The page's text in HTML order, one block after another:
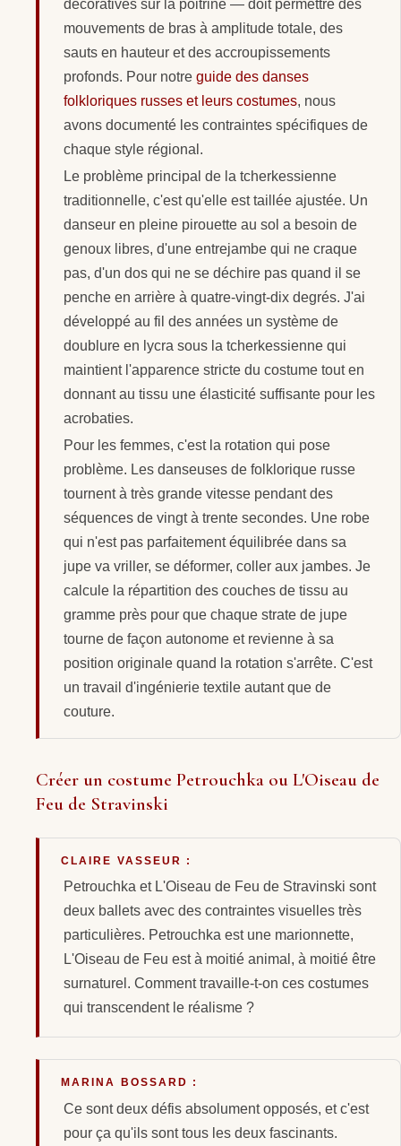
décoratives sur la poitrine — doit permettre des
mouvements de bras à amplitude totale, des
sauts en hauteur et des accroupissements
profonds. Pour notre guide des danses
folkloriques russes et leurs costumes, nous
avons documenté les contraintes spécifiques de
chaque style régional.
Le problème principal de la tcherkessienne
traditionnelle, c'est qu'elle est taillée ajustée. Un
danseur en pleine pirouette au sol a besoin de
genoux libres, d'une entrejambe qui ne craque
pas, d'un dos qui ne se déchire pas quand il se
penche en arrière à quatre-vingt-dix degrés. J'ai
développé au fil des années un système de
doublure en lycra sous la tcherkessienne qui
maintient l'apparence stricte du costume tout en
donnant au tissu une élasticité suffisante pour les
acrobaties.
Pour les femmes, c'est la rotation qui pose
problème. Les danseuses de folklorique russe
tournent à très grande vitesse pendant des
séquences de vingt à trente secondes. Une robe
qui n'est pas parfaitement équilibrée dans sa
jupe va vriller, se déformer, coller aux jambes. Je
calcule la répartition des couches de tissu au
gramme près pour que chaque strate de jupe
tourne de façon autonome et revienne à sa
position originale quand la rotation s'arrête. C'est
un travail d'ingénierie textile autant que de
couture.
Créer un costume Petrouchka ou L'Oiseau de
Feu de Stravinski
CLAIRE VASSEUR :
Petrouchka et L'Oiseau de Feu de Stravinski sont
deux ballets avec des contraintes visuelles très
particulières. Petrouchka est une marionnette,
L'Oiseau de Feu est à moitié animal, à moitié être
surnaturel. Comment travaille-t-on ces costumes
qui transcendent le réalisme ?
MARINA BOSSARD :
Ce sont deux défis absolument opposés, et c'est
pour ça qu'ils sont tous les deux fascinants.